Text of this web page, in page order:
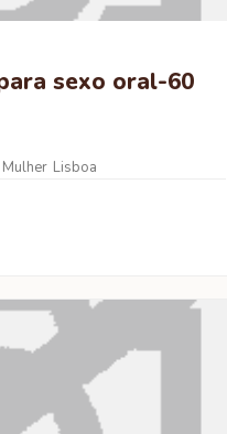
sexo oral-60
Lisboa